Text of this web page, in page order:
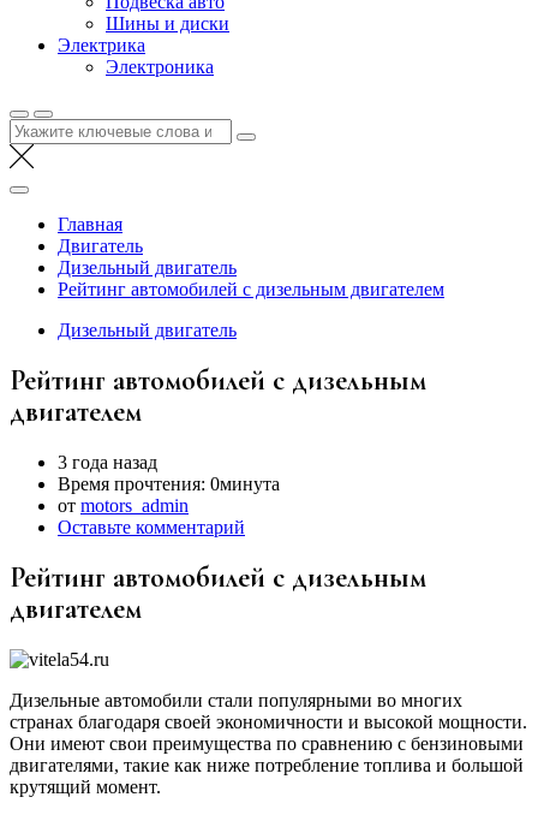
Шины и диски
Электрика
Электроника
Найти:
Главная
Двигатель
Дизельный двигатель
Рейтинг автомобилей с дизельным двигателем
Дизельный двигатель
Рейтинг автомобилей с дизельным
двигателем
3 года назад
Время прочтения: 0минута
от motors_admin
Оставьте комментарий
Рейтинг автомобилей с дизельным
двигателем
Дизельные автомобили стали популярными во многих
странах благодаря своей экономичности и высокой мощности.
Они имеют свои преимущества по сравнению с бензиновыми
двигателями, такие как ниже потребление топлива и большой
крутящий момент.